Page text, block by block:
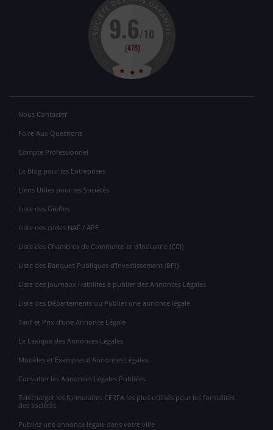
Nous Contacter
Foire Aux Questions
Compte Professionnel
Le Blog pour les Entreprises
Liens Utiles pour les Sociétés
Liste des Greffes
Liste des codes NAF / APE
Liste des Chambres de Commerce et d'Industrie (CCI)
Liste des Banques Publiques d'Investissement (BPI)
Liste des Journaux Habilités à publier des Annonces Légales
Liste des Départements ou Publier une annonce légale
Tarif et Prix d'une Annonce Légale
Le Lexique des Annonces Légales
Modèles et Exemples d'Annonces Légales
Consulter les Annonces Légales Publiées
Télécharger les formulaires CERFA les plus utilisés pour les formalités
des sociétés
Publiez une annonce légale dans votre ville